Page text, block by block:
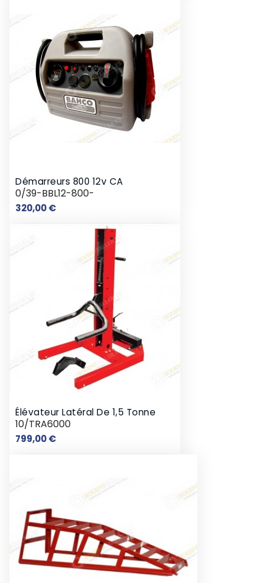
Démarreurs 800 12v CA
0/39-BBL12-800-
320,00 €Prix
Élévateur Latéral De 1,5 Tonne
10/TRA6000
799,00 €Prix